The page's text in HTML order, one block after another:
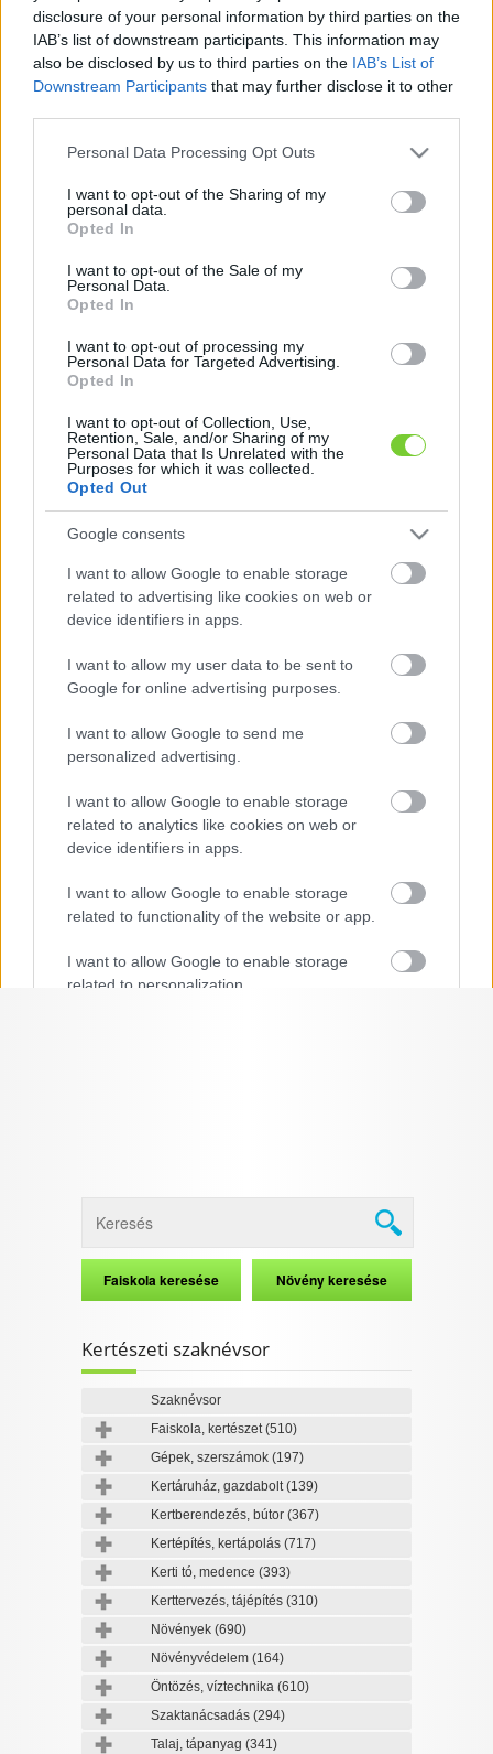
disclosure of your personal information by third parties on the
IAB’s list of downstream participants. This information may
also be disclosed by us to third parties on the IAB’s List of
Downstream Participants that may further disclose it to other
Please note that this website/app uses one or more Google
not limited to your visit or usage behaviour. You may click to
grant or deny consent to Google and its third-party tags to
use your data for below specified purposes in below Google
consent section.
Personal Data Processing Opt Outs
I want to opt-out of the Sharing of my
personal data.
Opted In
I want to opt-out of the Sale of my
Personal Data.
Opted In
I want to opt-out of processing my
Personal Data for Targeted Advertising.
Opted In
I want to opt-out of Collection, Use,
Retention, Sale, and/or Sharing of my
Personal Data that Is Unrelated with the
Purposes for which it was collected.
Opted Out
Google consents
I want to allow Google to enable storage
related to advertising like cookies on web or
device identifiers in apps.
I want to allow my user data to be sent to
Google for online advertising purposes.
I want to allow Google to send me
personalized advertising.
I want to allow Google to enable storage
related to analytics like cookies on web or
device identifiers in apps.
I want to allow Google to enable storage
related to functionality of the website or app.
I want to allow Google to enable storage
related to personalization.
Data Deletion Privacy Policy
Felhasználónév
Jelszó
rám
Elfelejtette jelszavát?
Elfelejtette felhasználónevét?
Regisztráció
Bejelentkezés
faiskola.hu
Kertészeti, kerti termékek és szolgáltatások térképes
szaknévsora
MI A FAISKOLA.HU?
143
14
13
10
16
12
7
8
6
2
3
9
14
4
2
143
14
13
10
16
12
7
6
3
14
2
Kertészeti szaknévsor
Szaknévsor
Faiskola, kertészet(510)
Gépek, szerszámok (197)
Kertáruház, gazdabolt(139)
Kertberendezés, bútor (367)
Kertépítés, kertápolás (717)
Kerti tó, medence (393)
Kerttervezés, tájépítés (310)
Növények (690)
Növényvédelem (164)
Öntözés, víztechnika (610)
Szaktanácsadás (294)
Talaj, tápanyag (341)